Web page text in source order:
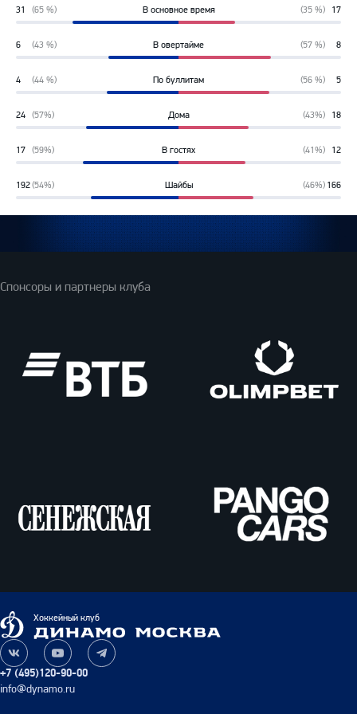
31
(65 %) В основное время (35 %)
17
6
(43 %) В овертайме (57 %)
8
4
(44 %) По буллитам (56 %)
5
24 (57%) Дома (43%)
18
17 (59%) В гостях (41%)
12
192(54%) Шайбы (46%) 166
Спонсоры и партнеры клуба
Cars
Динамо
Москва
Хоккейный клуб
+7 (495)120-90-00
info@dynamo.ru
Наша
группа
ВКонтакте
Наш
канал
на
Наш
канал